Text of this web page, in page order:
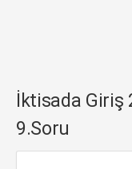
İktisada Giriş
9.Soru